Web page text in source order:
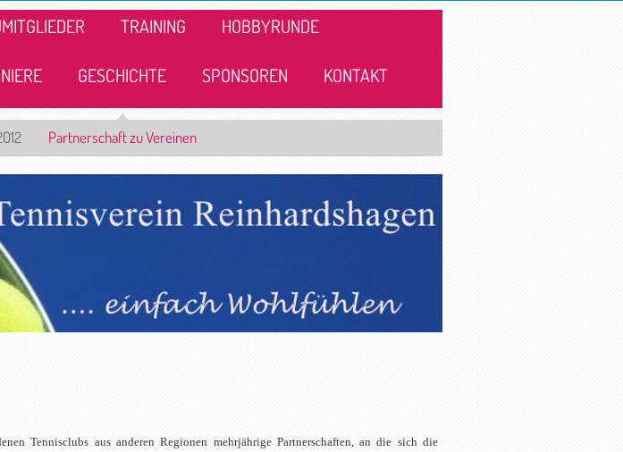
TRAINING HOBBYRUNDE
GESCHICHTE SPONSOREN KONTAKT
Partnerschaft zu Vereinen
Tennisclubs aus anderen Regionen mehrjährige Partnerschaften, an die sich die